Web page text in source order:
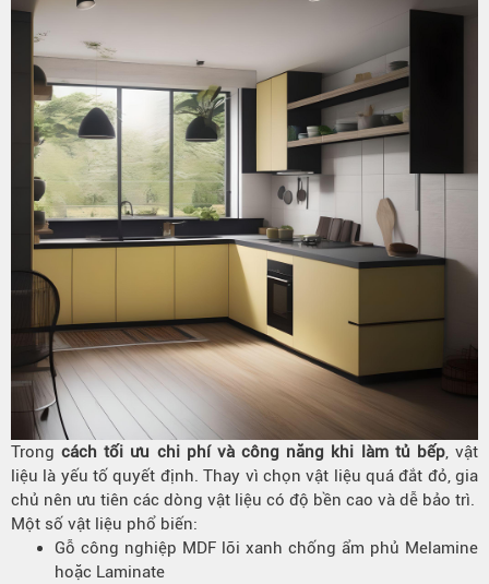
Trongcách tối ưu chi phí và công năng khi làm tủ bếp, vật
liệu là yếu tố quyết định. Thay vì chọn vật liệu quá đắt đỏ, gia
chủ nên ưu tiên các dòng vật liệu có độ bền cao và dễ bảo trì.
Một số vật liệu phổ biến:
Gỗ công nghiệp MDF lõi xanh chống ẩm phủ Melamine
hoặc Laminate